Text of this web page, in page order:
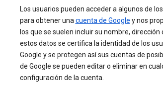
Los usuarios pueden acceder a algunos de
para obtener unacuenta de Google y nos
los que se suelen incluir su nombre,
estos datos se certifica la identidad de los
Google y se protegen así sus cuentas de
de Google se pueden editar o eliminar en
configuración de la cuenta.